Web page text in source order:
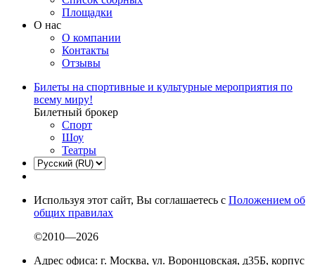
Площадки
О нас
О компании
Контакты
Отзывы
Билеты на спортивные и культурные мероприятия по
всему миру!
Билетный брокер
Спорт
Шоу
Театры
Используя этот сайт, Вы соглашаетесь с Положением об
общих правилах
©2010—2026
Адрес офиса: г. Москва, ул. Воронцовская, д35Б, корпус